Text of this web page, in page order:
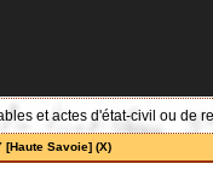
et actes d'état-civil ou de
[Haute Savoie] (X)